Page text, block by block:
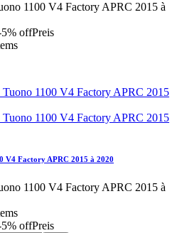
1100 V4 Factory APRC 2015 à
offPreis
V4 Factory APRC 2015 à 2020
1100 V4 Factory APRC 2015 à
offPreis